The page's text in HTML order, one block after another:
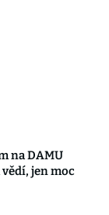
na DAMU
jen moc